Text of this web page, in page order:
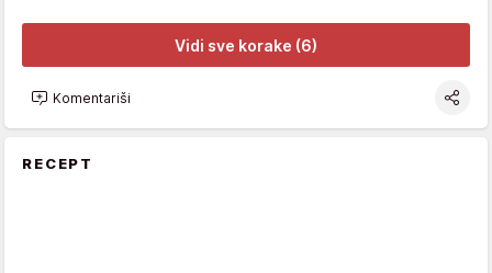
Vidi sve korake (6)
Komentariši
RECEPT